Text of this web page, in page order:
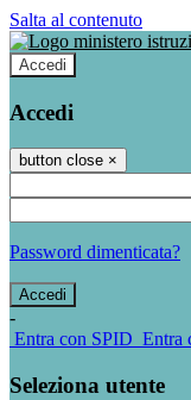
Salta al contenuto
Accedi
Accedi
button close ×
Password dimenticata?
-
Entra con SPID Entra
Seleziona utente